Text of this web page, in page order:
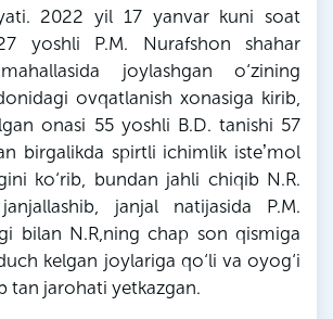
2022 yil 17 yanvar kuni soat
yoshli P.M. Nurafshon shahar
joylashgan o‘zining
ovqatlanish xonasiga kirib,
onasi 55 yoshli B.D. tanishi 57
birgalikda spirtli ichimlik isteʼmol
ko‘rib, bundan jahli chiqib N.R.
janjal natijasida P.M.
bilan N.R,ning chap son qismiga
kelgan joylariga qo‘li va oyog‘i
tan jarohati yetkazgan.